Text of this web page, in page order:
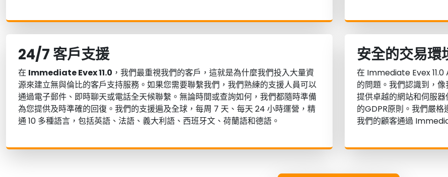
24/7 客戶支援
在 Immediate Evex 11.0 ，我們最重視我們的客戶，這就是為什麼我們投入大量資
源來建立無與倫比的客戶支持服務。如果您需要聯繫我們，我們熟練的支援人員可以
通過電子郵件、即時聊天或電話全天候聯繫。無論時間或查詢如何，我們都隨時準備
為您提供及時準確的回復。我們的支援遍及全球，每周 7 天、每天 24 小時運營，精
通 10 多種語言，包括英語、法語、義大利語、西班牙文、荷蘭語和德語。
安全的交易環
在 Immediate Evex 11.0
的問題。我們認識到，
提供卓越的網站和伺服
的GDPR原則。我們嚴
我們的顧客通過